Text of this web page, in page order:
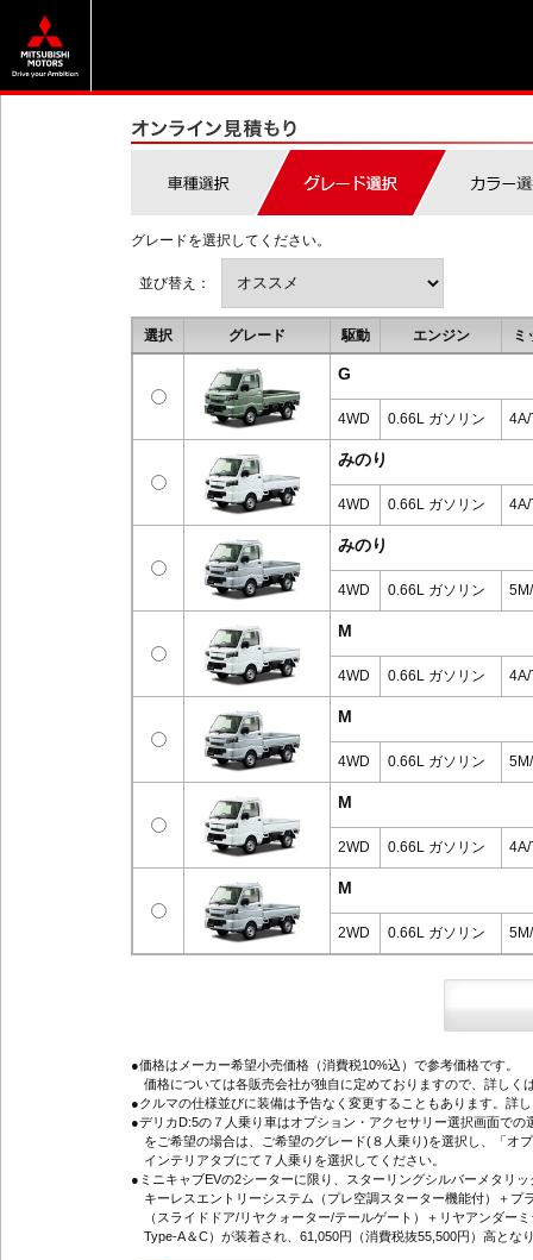
グレードを選択してください。
並び替え：
選択 グレード 駆動 エンジン ミ
G
4WD 0.66L ガソリン 4A/
みのり
4WD 0.66L ガソリン 4A/
みのり
4WD 0.66L ガソリン
M
4WD 0.66L ガソリン 4A/
M
4WD 0.66L ガソリン
M
2WD 0.66L ガソリン 4A/
M
2WD 0.66L ガソリン
●価格はメーカー希望小売価格（消費税10%込）で参考価格です。
価格については各販売会社が独自に定めておりますので、詳しく
●クルマの仕様並びに装備は予告なく変更することもあります。詳
●デリカD:5の７人乗り車はオプション・アクセサリー選択画面での
をご希望の場合は、ご希望のグレード(８人乗り)を選択し、「オ
インテリアタブにて７人乗りを選択してください。
●ミニキャブEVの2シーターに限り、スターリングシルバーメタリ
キーレスエントリーシステム（プレ空調スターター機能付）＋プ
（スライドドア/リヤクォーター/テールゲート）＋リヤアンダー
Type-A＆C）が装着され、61,050円（消費税抜55,500円）高とな